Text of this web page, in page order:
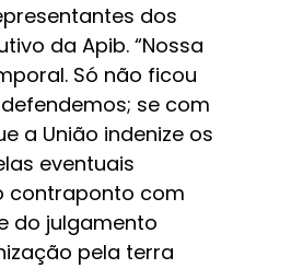
dos
da Apib. “Nossa
Só não ficou
se com
a União indenize os
eventuais
contraponto com
do julgamento
pela terra